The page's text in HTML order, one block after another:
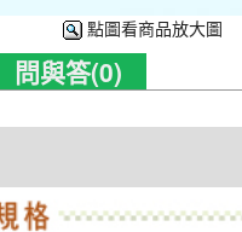
點圖看商品放大圖
問與答(0)